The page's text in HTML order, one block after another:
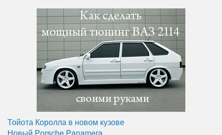
Тойота Королла в новом кузове
Новый Porsche Panamera